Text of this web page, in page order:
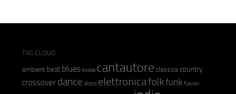
TAG CLOUD
ambient beat blues bossa cantautore classica country
crossover dance disco elettronicafolkfunk fusion